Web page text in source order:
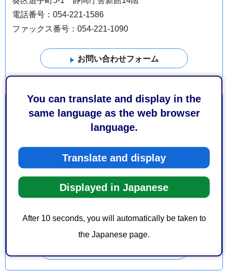
You can translate and display in the
same language as the web browser
language.
Translate and display
Displayed in Japanese
After 10 seconds, you will automatically be taken to
the Japanese page.
電話番号：054-221-1586
ファックス番号：054-221-1090
より良いウェブサイトにするためにみなさまのご意
見をお聞かせください
このページの情報は役に立ちましたか？
1：役に立った
2：ふつう
3：役に立たなかった
このページの情報は見つけやすかったですか？
3：見つけにくかった